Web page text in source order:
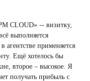
CLOUD» -- визитку,
выполняется
агентстве применяется
Ещё хотелось бы
второе – высокое. Я
получать прибыль с